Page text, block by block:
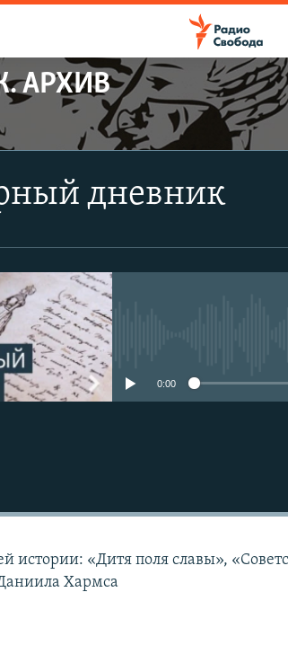
АРХИВ
CastBox
дневник
0:00
истории: «Дитя поля славы»,
Хармса